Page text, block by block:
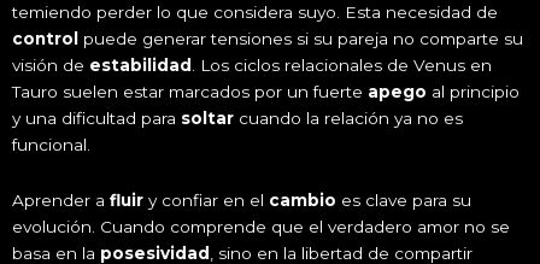
temiendo perder lo que considera suyo. Esta necesidad de
control
puede generar tensiones si su pareja no comparte su
visión de estabilidad
. Los ciclos relacionales de Venus en
Tauro suelen estar marcados por un fuerte apego al principio
y una dificultad para soltar cuando la relación ya no es
funcional.
Aprender a fluir y confiar en el cambio es clave para su
evolución. Cuando comprende que el verdadero amor no se
basa en la posesividad
, sino en la libertad de compartir